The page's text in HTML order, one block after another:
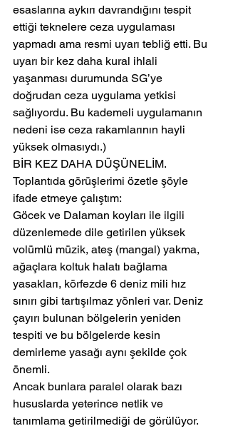
esaslarına aykırı davrandığını tespit
ettiği teknelere ceza uygulaması
yapmadı ama resmi uyarı tebliğ etti. Bu
uyarı bir kez daha kural ihlali
yaşanması durumunda SG’ye
doğrudan ceza uygulama yetkisi
sağlıyordu. Bu kademeli uygulamanın
nedeni ise ceza rakamlarının hayli
yüksek olmasıydı.)
BİR KEZ DAHA DÜŞÜNELİM.
Toplantıda görüşlerimi özetle şöyle
ifade etmeye çalıştım:
Göcek ve Dalaman koyları ile ilgili
düzenlemede dile getirilen yüksek
volümlü müzik, ateş (mangal) yakma,
ağaçlara koltuk halatı bağlama
yasakları, körfezde 6 deniz mili hız
sınırı gibi tartışılmaz yönleri var. Deniz
çayırı bulunan bölgelerin yeniden
tespiti ve bu bölgelerde kesin
demirleme yasağı aynı şekilde çok
önemli.
Ancak bunlara paralel olarak bazı
hususlarda yeterince netlik ve
tanımlama getirilmediği de görülüyor.